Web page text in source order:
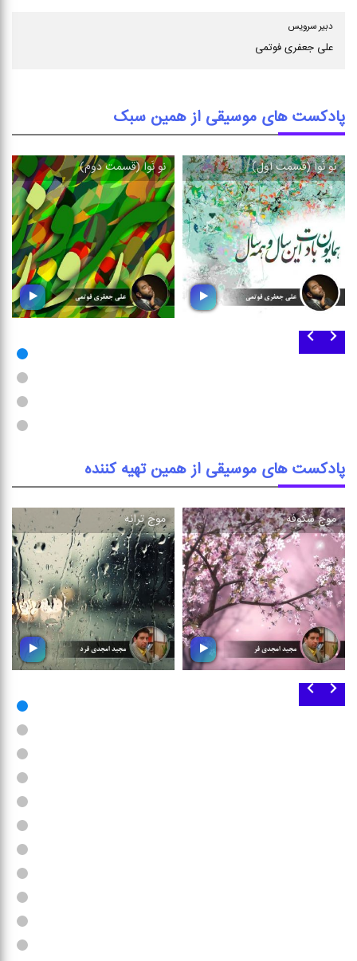
دبیر سرویس
علی جعفری فوتمی
پادکست های موسیقی از همین سبک
نو نَوا (قسمت اول) نو نَوا (قسمت دوم)
پادکست های موسیقی از همین تهیه کننده
موج شكوفه موج ترانه